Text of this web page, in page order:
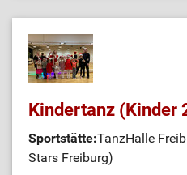
Kindertanz (Kinder
Sportstätte:TanzHalle
Stars Freiburg)